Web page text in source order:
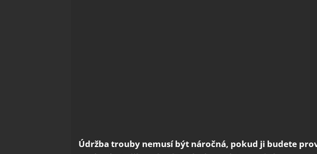
Údržba trouby nemusí být náročná, pokud ji budete